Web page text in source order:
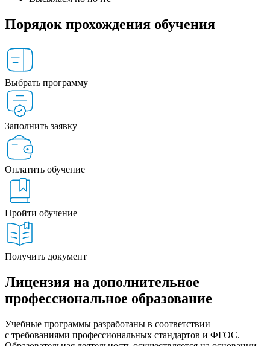
Порядок прохождения обучения
Выбрать программу
Заполнить заявку
Оплатить обучение
Пройти обучение
Получить документ
Лицензия на дополнительное
профессиональное образование
Учебные программы разработаны в соответствии
с требованиями профессиональных стандартов и ФГОС.